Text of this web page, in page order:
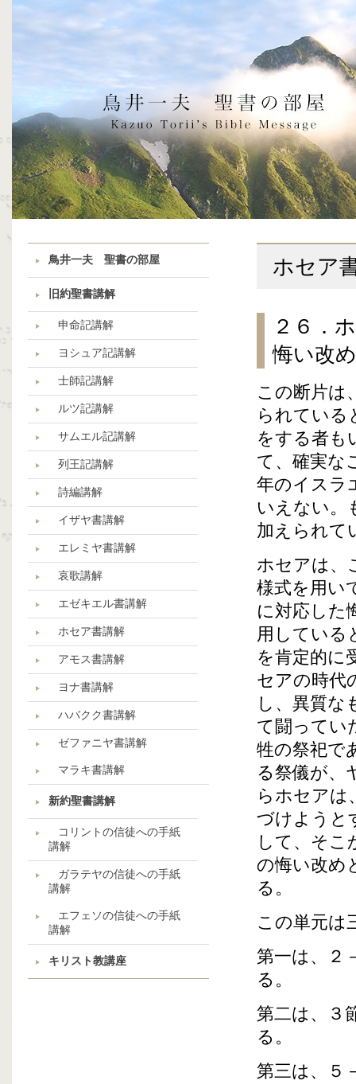
鳥井一夫 聖書の部屋
旧約聖書講解
申命記講解
ヨシュア記講解
士師記講解
ルツ記講解
サムエル記講解
列王記講解
詩編講解
イザヤ書講解
エレミヤ書講解
哀歌講解
エゼキエル書講解
ホセア書講解
アモス書講解
ヨナ書講解
ハバクク書講解
ゼファニヤ書講解
マラキ書講解
新約聖書講解
コリントの信徒への手紙
講解
ガラテヤの信徒への手紙
講解
エフェソの信徒への手紙
講解
キリスト教講座
ホセア
２６．
悔い改
この断片は
られている
をする者も
て、確実な
年のイスラ
いえない。
加えられて
ホセアは、
様式を用い
に対応した
用している
を肯定的に
セアの時代
し、異質な
て闘ってい
牲の祭祀で
る祭儀が、
らホセアは
づけようと
して、そこ
の悔い改め
る。
この単元は
第一は、２
る。
第二は、３
る。
第三は、５